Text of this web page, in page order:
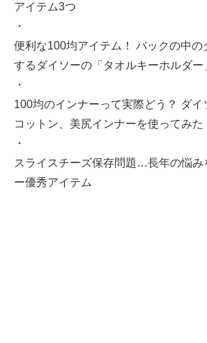
アイテム3つ
・
便利な100均アイテム！ バックの中の
するダイソーの「タオルキーホルダー
・
100均のインナーって実際どう？ ダイ
コットン、美尻インナーを使ってみた
・
スライスチーズ保存問題…長年の悩み
ー優秀アイテム